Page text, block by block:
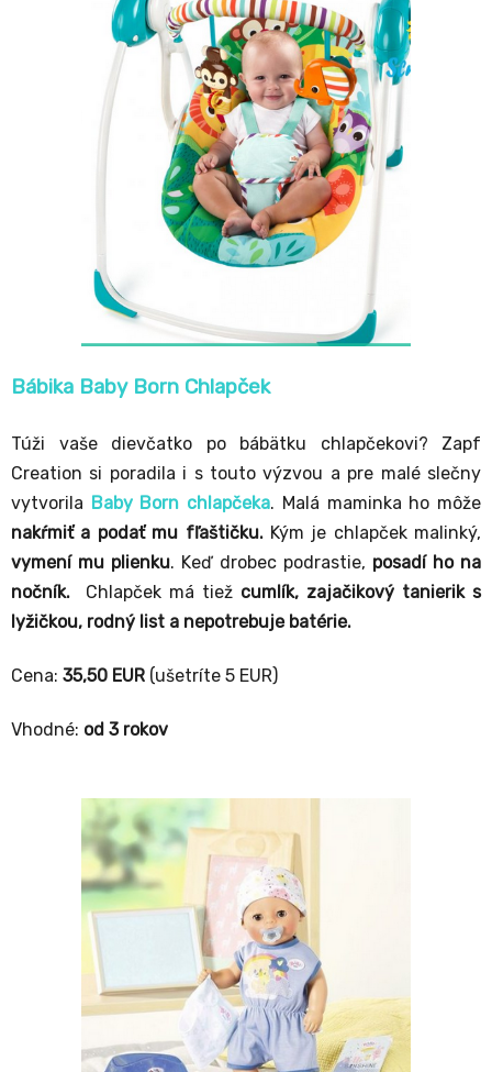
Bábika Baby Born Chlapček
Túži vaše dievčatko po bábätku chlapčekovi? Zapf
Creation si poradila i s touto výzvou a pre malé slečny
vytvorila Baby Born chlapčeka. Malá maminka ho môže
nakŕmiť a podať mu fľaštičku.Kým je chlapček malinký,
vymení mu plienku. Keď drobec podrastie, posadí ho na
nočník. Chlapček má tiež cumlík, zajačikový tanierik s
lyžičkou, rodný list a nepotrebuje batérie.
Cena: 35,50 EUR (ušetríte 5 EUR)
Vhodné: od 3 rokov